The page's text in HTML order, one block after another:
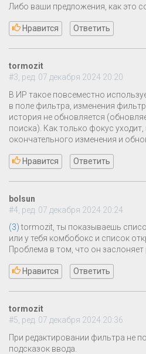
Либо ваши предложения, как это
Нравится Ответить
tormozit
#3, ред. 07 декабря 2024 20:20
В ИР такое повсеместно
в поле фильтра, изменения
история не обновляется
поиска). Как только фокус уходит,
окончательного изменения и
Нравится Ответить
bolsun
#4, ред. 07 декабря 2024 20:24
(3)tormozit, ты показываешь
или у тебя комбобокс и список
Проблема в том, что он заслоняет
Нравится Ответить
tormozit
#5, ред. 07 декабря 2024 20:36
При редактировании фильтра не
подсказок ввода.